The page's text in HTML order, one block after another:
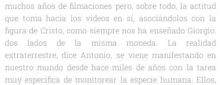
muchos años de filmaciones pero, sobre todo, la actitud
que toma hacia los videos en sí, asociándolos con la
figura de Cristo, como siempre nos ha enseñado Giorgio:
dos lados de la misma moneda. La realidad
extraterrestre, dice Antonio, se viene manifestando en
nuestro mundo desde hace miles de años con la tarea
muy específica de monitorear la especie humana. Ellos,